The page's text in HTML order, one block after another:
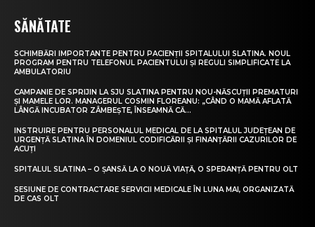
SĂNĂTATE
SCHIMBĂRI IMPORTANTE PENTRU PACIENȚII SPITALULUI SLATINA. NOUL
PROGRAM PENTRU TELEFONUL PACIENTULUI ȘI REGULI SIMPLIFICATE LA
AMBULATORIU
CAMPANIE DE SPRIJIN LA SJU SLATINA PENTRU NOU-NĂSCUȚII PREMATURI
ȘI MAMELE LOR. MANAGERUL COSMIN FLOREANU: „CÂND O MAMĂ AFLATĂ
LÂNGĂ INCUBATOR ZÂMBEȘTE, ÎNSEAMNĂ CĂ...
INSTRUIRE PENTRU PERSONALUL MEDICAL DE LA SPITALUL JUDEȚEAN DE
URGENȚĂ SLATINA ÎN DOMENIUL CODIFICĂRII ȘI FINANȚĂRII CAZURILOR DE
ACUȚI
SPITALUL SLATINA – O ȘANSĂ LA O NOUĂ VIAȚĂ, O SPERANȚĂ PENTRU OLT
SESIUNE DE CONTRACTARE SERVICII MEDICALE ÎN LUNA MAI, ORGANIZATĂ
DE CAS OLT